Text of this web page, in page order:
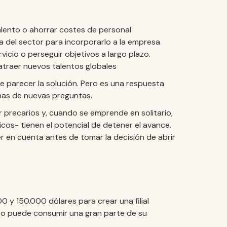
o ahorrar costes de personal
del sector para incorporarlo a la empresa
o perseguir objetivos a largo plazo.
nuevos talentos globales
la solución. Pero es una respuesta
de nuevas preguntas.
y, cuando se emprende en solitario,
tienen el potencial de detener el avance.
en cuenta antes de tomar la decisión de abrir
y 150.000 dólares para crear una filial
puede consumir una gran parte de su